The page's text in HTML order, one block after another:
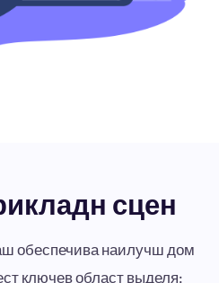
сцен
обеспечива наилучш дом
ключев област выделя: